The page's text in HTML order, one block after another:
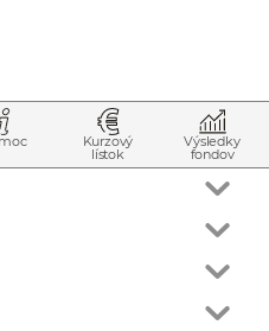
Kurzový
lístok
Výsledky
fondov